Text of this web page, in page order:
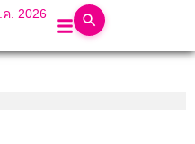
ค. 2026